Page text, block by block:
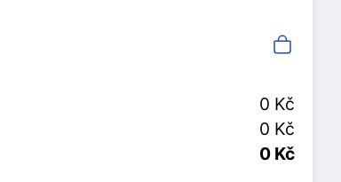
0 Kč
0 Kč
0 Kč